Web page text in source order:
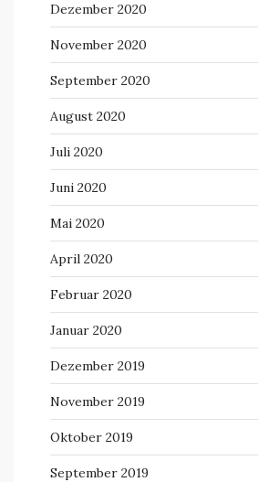
Dezember 2020
November 2020
September 2020
August 2020
Juli 2020
Juni 2020
Mai 2020
April 2020
Februar 2020
Januar 2020
Dezember 2019
November 2019
Oktober 2019
September 2019